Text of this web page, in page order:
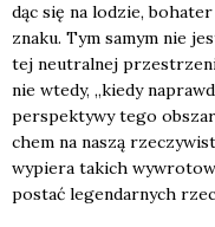
dąc się na lodzie,
zna­ku. Tym samym nie
tej neu­tral­nej
nie wte­dy, „kie­dy
per­spek­ty­wy tego
chem na naszą
wypie­ra takich
postać legen­dar­nych